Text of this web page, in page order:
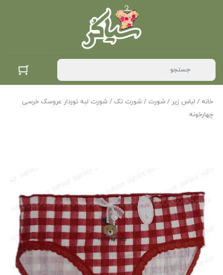
خانه / لباس زیر / شورت / شورت تک / شورت لبه توردار عروسک خرسی
چهارخونه